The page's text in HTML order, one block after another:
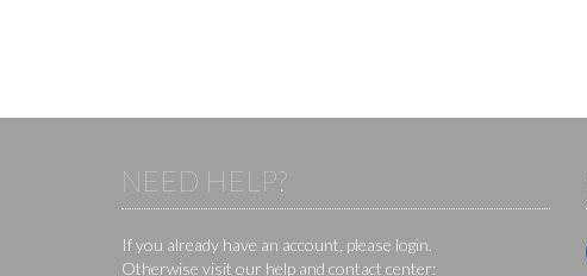
NEED HELP?
If you already have an account, please login.
Otherwise visit our help and contact center: